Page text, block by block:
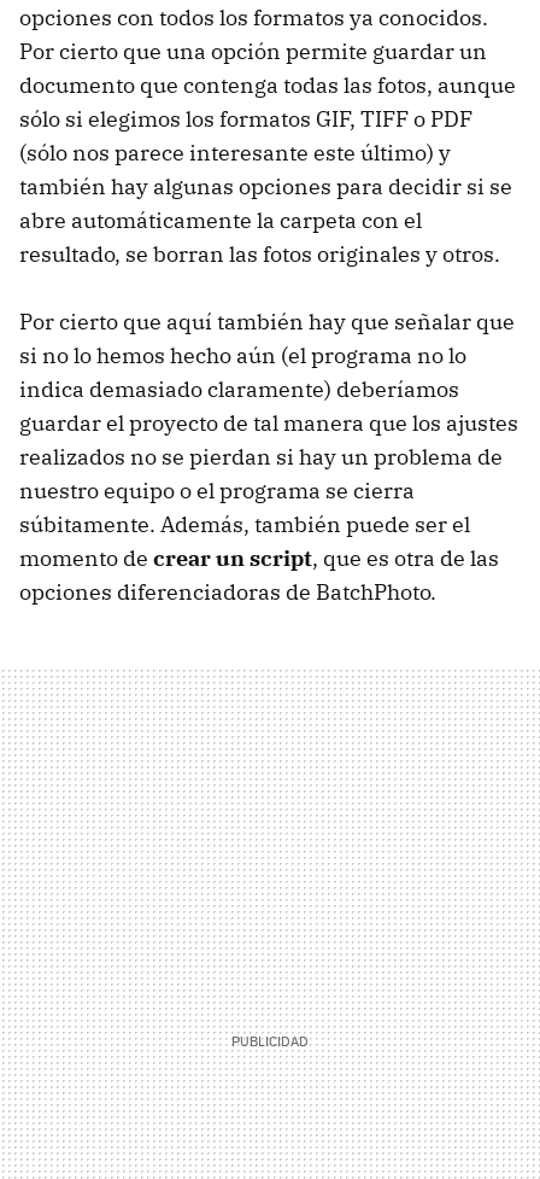
opciones con todos los formatos ya conocidos.
Por cierto que una opción permite guardar un
documento que contenga todas las fotos, aunque
sólo si elegimos los formatos GIF, TIFF o PDF
(sólo nos parece interesante este último) y
también hay algunas opciones para decidir si se
abre automáticamente la carpeta con el
resultado, se borran las fotos originales y otros.
Por cierto que aquí también hay que señalar que
si no lo hemos hecho aún (el programa no lo
indica demasiado claramente) deberíamos
guardar el proyecto de tal manera que los ajustes
realizados no se pierdan si hay un problema de
nuestro equipo o el programa se cierra
súbitamente. Además, también puede ser el
momento de crear un script, que es otra de las
opciones diferenciadoras de BatchPhoto.